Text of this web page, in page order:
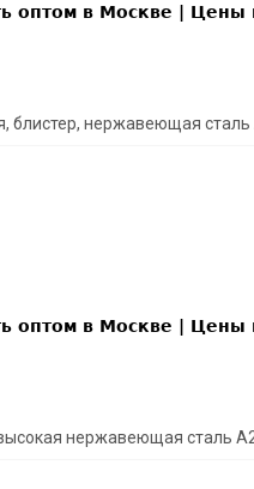
блистер, нержавеющая сталь
нержавеющая сталь